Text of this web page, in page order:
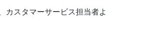
カスタマーサービス担当者よ